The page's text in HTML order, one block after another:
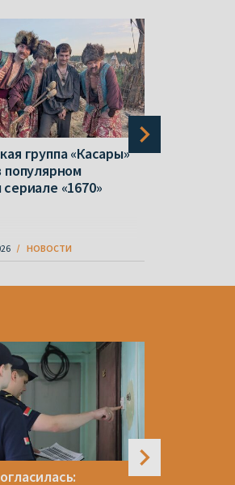
группа «Касары»
популярном
«1670»
НОВОСТИ